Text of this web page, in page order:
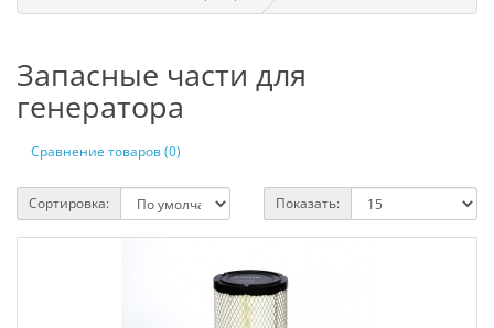
Запасные части для
генератора
Сравнение товаров (0)
Сортировка: Показать: